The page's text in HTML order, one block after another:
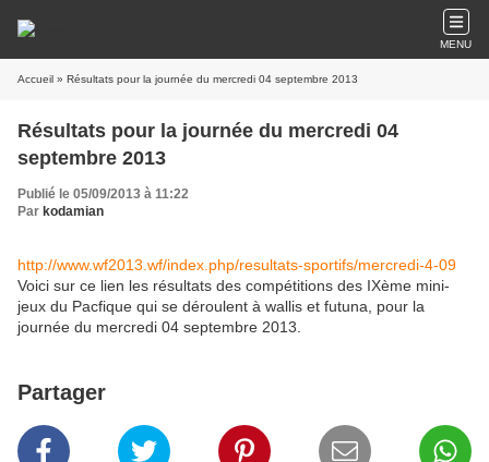
MENU
Accueil » Résultats pour la journée du mercredi 04 septembre 2013
Résultats pour la journée du mercredi 04
septembre 2013
Publié le 05/09/2013 à 11:22
Par kodamian
http://www.wf2013.wf/index.php/resultats-sportifs/mercredi-4-09
Voici sur ce lien les résultats des compétitions des IXème mini-
jeux du Pacfique qui se déroulent à wallis et futuna, pour la
journée du mercredi 04 septembre 2013.
Partager